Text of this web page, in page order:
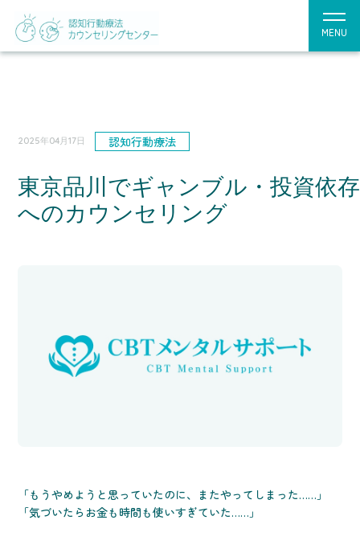
MENU
2025年04月17日 認知行動療法
東京品川でギャンブル・投資依存
へのカウンセリング
「もうやめようと思っていたのに、またやってしまった……」
「気づいたらお金も時間も使いすぎていた……」